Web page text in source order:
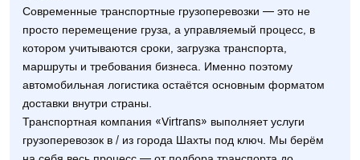
Современные транспортные грузоперевозки — это не
просто перемещение груза, а управляемый процесс, в
котором учитываются сроки, загрузка транспорта,
маршруты и требования бизнеса. Именно поэтому
автомобильная логистика остаётся основным форматом
доставки внутри страны.
Транспортная компания «Virtrans» выполняет услуги
грузоперевозок в / из города Шахты под ключ. Мы берём